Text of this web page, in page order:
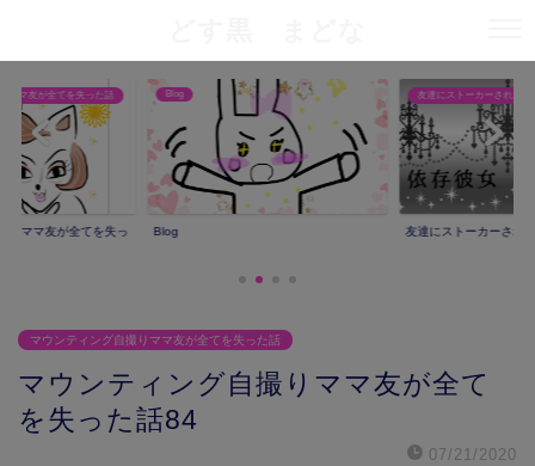
ママ友が全てを失った話
りママ友が全てを失っ
Blog
Blog
友達にストーカーされた話
友達にストーカーされ
マウンティング自撮りママ友が全てを失った話
マウンティング自撮りママ友が全て
を失った話84
07/21/2020